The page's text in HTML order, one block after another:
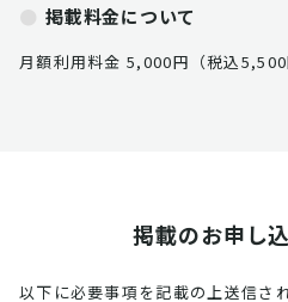
掲載料金について
月額利用料金 5,000円（税込5,500
掲載のお申し
以下に必要事項を記載の上送信さ